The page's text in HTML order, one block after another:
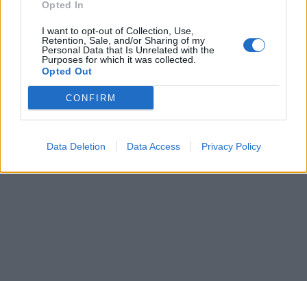
Opted In
I want to opt-out of Collection, Use,
Retention, Sale, and/or Sharing of my
Personal Data that Is Unrelated with the
Purposes for which it was collected.
Opted Out
CONFIRM
Data Deletion Data Access Privacy Policy
Nuomonės
Aukso Orda amžių
glūdumoje ir šiandienoje
Nuomonės
šventėje: Klaipėdos
padėkojo visiems,
renginio